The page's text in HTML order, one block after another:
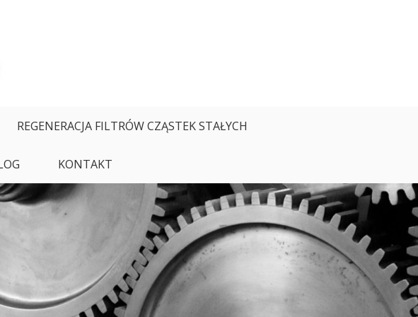
REGENERACJA FILTRÓW CZĄSTEK STAŁYCH
KONTAKT